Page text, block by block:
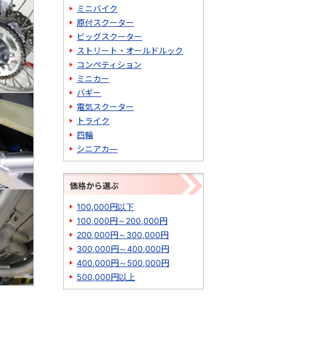
ミニバイク
原付スクーター
ビッグスクーター
ストリート・オールドルック
コンペティション
ミニカー
バギー
電気スクーター
トライク
四輪
シニアカ―
価格から選ぶ
100,000円以下
100,000円～200,000円
200,000円～300,000円
300,000円～400,000円
400,000円～500,000円
500,000円以上